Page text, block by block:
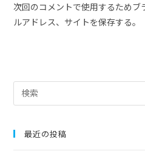
次回のコメントで使用するため
ルアドレス、サイトを保存する。
最近の投稿